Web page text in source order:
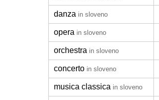
danza in sloveno
opera in sloveno
orchestra in sloveno
concerto in sloveno
musica classica in sloveno